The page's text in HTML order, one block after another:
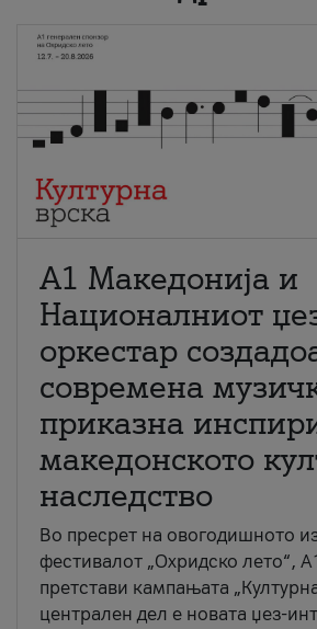
А1 Македонија и
Националниот
оркестар
современа
приказна
македонското
наследство
Во пресрет на овогодишното
фестивалот „Охридско лето“,
претстави кампањата
централен дел е новата џез-